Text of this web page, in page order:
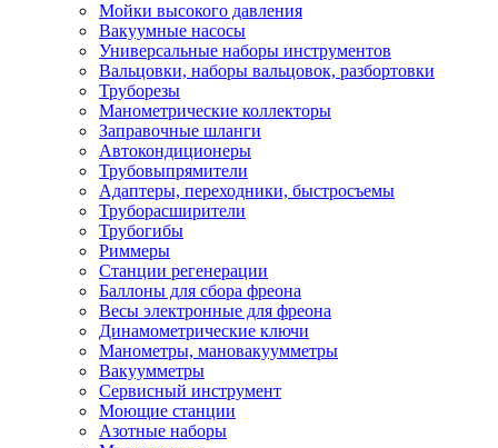
Мойки высокого давления
Вакуумные насосы
Универсальные наборы инструментов
Вальцовки, наборы вальцовок, разбортовки
Труборезы
Манометрические коллекторы
Заправочные шланги
Автокондиционеры
Трубовыпрямители
Адаптеры, переходники, быстросъемы
Труборасширители
Трубогибы
Риммеры
Станции регенерации
Баллоны для сбора фреона
Весы электронные для фреона
Динамометрические ключи
Манометры, мановакуумметры
Вакуумметры
Сервисный инструмент
Моющие станции
Азотные наборы